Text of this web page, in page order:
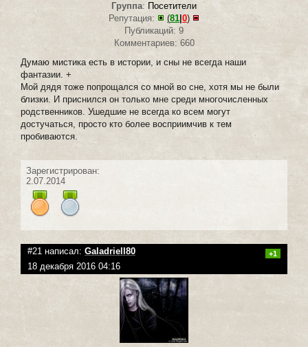
Группа: Посетители
Репутация:
(81 0)
Публикаций: 9
Комментариев: 660
Думаю мистика есть в истории, и сны не всегда наши
фантазии. +
Мой дядя тоже попрощался со мной во сне, хотя мы не были
близки. И приснился он только мне среди многочисленных
родственников. Ушедшие не всегда ко всем могут
достучаться, просто кто более восприимчив к тем
пробиваются.
Зарегистрирован:
2.07.2014
#21 написал: Galadriell80 +1
18 декабря 2016 04:16